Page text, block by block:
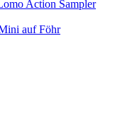
Action Sampler
auf Föhr